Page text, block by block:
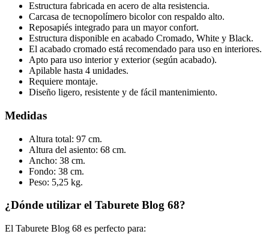
Estructura fabricada en acero de alta resistencia.
Carcasa de tecnopolímero bicolor con respaldo alto.
Reposapiés integrado para un mayor confort.
Estructura disponible en acabado Cromado, White y Black.
El acabado cromado está recomendado para uso en interiores.
Apto para uso interior y exterior (según acabado).
Apilable hasta 4 unidades.
Requiere montaje.
Diseño ligero, resistente y de fácil mantenimiento.
Medidas
Altura total: 97 cm.
Altura del asiento: 68 cm.
Ancho: 38 cm.
Fondo: 38 cm.
Peso: 5,25 kg.
¿Dónde utilizar el Taburete Blog 68?
El Taburete Blog 68 es perfecto para: